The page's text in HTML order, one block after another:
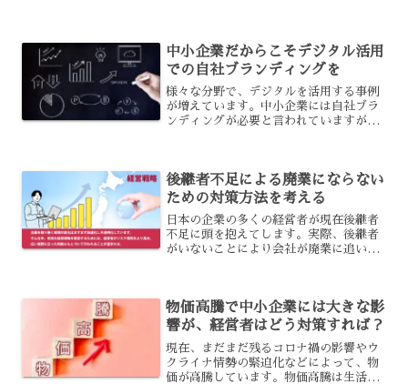
に追われることになります...
中小企業だからこそデジタル活用
での自社ブランディングを
様々な分野で、デジタルを活用する事例
が増えています。中小企業には自社ブラ
ンディングが必要と言われていますが、
か？その必要性と、自社ブ...
後継者不足による廃業にならない
ための対策方法を考える
日本の企業の多くの経営者が現在後継者
不足に頭を抱えてします。実際、後継者
がいないことにより会社が廃業に追い込
速しそうです。そこで今回...
物価高騰で中小企業には大きな影
響が、経営者はどう対策すれば？
現在、まだまだ残るコロナ禍の影響やウ
クライナ情勢の緊迫化などによって、物
価が高騰しています。物価高騰は生活に